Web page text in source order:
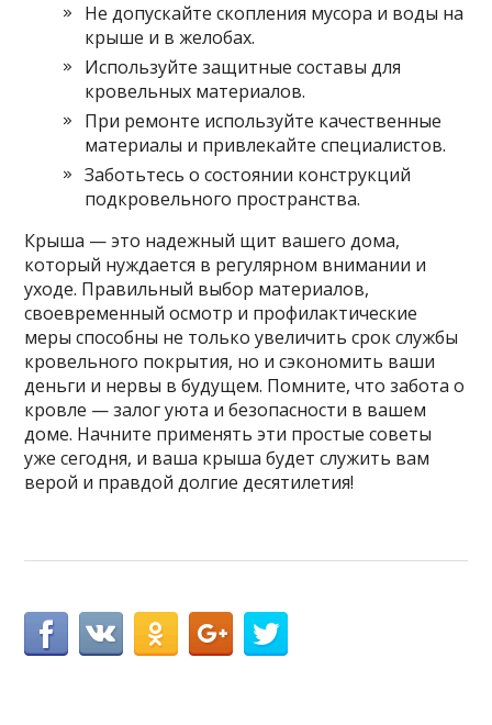
Не допускайте скопления мусора и воды на
крыше и в желобах.
Используйте защитные составы для
кровельных материалов.
При ремонте используйте качественные
материалы и привлекайте специалистов.
Заботьтесь о состоянии конструкций
подкровельного пространства.
Крыша — это надежный щит вашего дома,
который нуждается в регулярном внимании и
уходе. Правильный выбор материалов,
своевременный осмотр и профилактические
меры способны не только увеличить срок службы
кровельного покрытия, но и сэкономить ваши
деньги и нервы в будущем. Помните, что забота о
кровле — залог уюта и безопасности в вашем
доме. Начните применять эти простые советы
уже сегодня, и ваша крыша будет служить вам
верой и правдой долгие десятилетия!